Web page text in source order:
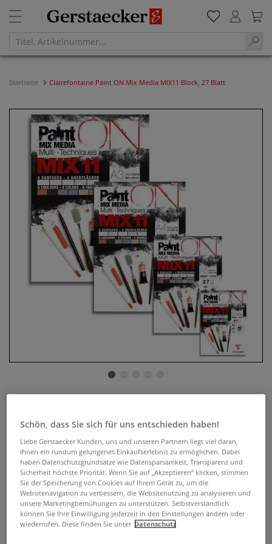
Startseite Clairefontaine Paint ON Mix Media MIX11 Block, 27 Blatt
Media MIX11 Block, 27 Blatt
0 Bewertungen
Mixed-Media Papierblock mit 11 verschiedenen Paint ON
Papieren in unterschiedlichen Farben und Oberflächen, 250
g/qm.
Mehr
Schön, dass Sie sich für uns entschieden haben!
Liebe Gerstaecker Kunden, uns und unseren Partnern liegt viel daran,
Ihnen ein rundum gelungenes Einkaufserlebnis zu ermöglichen. Dabei
haben Datenschutzgrundsätze wie Datensparsamkeit, Transparenz und
Sicherheit höchste Priorität. Wenn Sie auf „Akzeptieren“ klicken, stimmen
Sie der Speicherung von Cookies auf Ihrem Gerät zu, um die
Websitenavigation zu verbessern, die Websitenutzung zu analysieren und
unsere Marketingbemühungen zu unterstützen. Selbstverständlich
können Sie Ihre Einwilligung jederzeit in den Einstellungen ändern oder
wiederrufen. Diese finden Sie unter Datenschutz